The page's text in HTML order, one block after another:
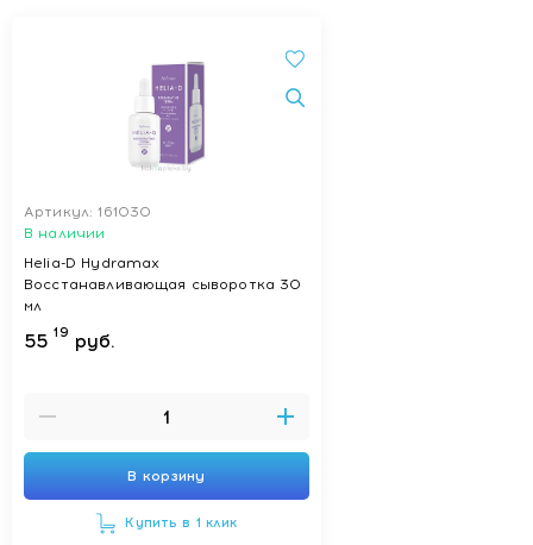
Артикул: 161030
В наличии
Helia-D Hydramax
Восстанавливающая сыворотка 30
мл
55 19 руб.
В корзину
Купить в 1 клик